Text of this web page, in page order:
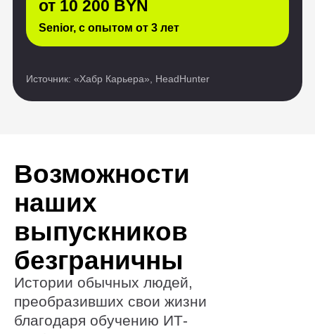
наших
выпускников
Истории обычных людей,
преобразивших свои жизни
Тестирование